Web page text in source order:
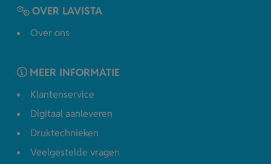
OVER LAVISTA
Over ons
MEER INFORMATIE
Klantenservice
Digitaal aanleveren
Druktechnieken
Veelgestelde vragen